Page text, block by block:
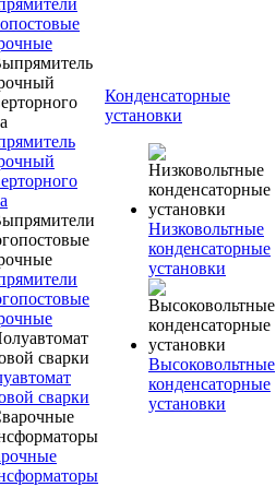
сварки
Конденсаторные
установки
Низковольтные
конденсаторные
установки
Высоковольтные
конденсаторные
установки